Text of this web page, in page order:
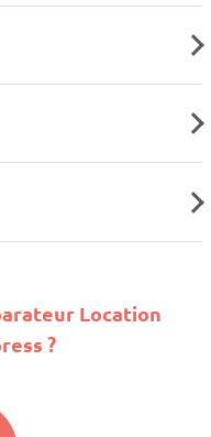
Location
?